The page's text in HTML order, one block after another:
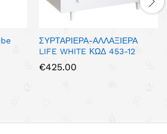
ΣΥΡΤΑΡΙΕΡΑ-ΑΛΛΑΞΙΕΡΑ
LIFE WHITE ΚΩΔ 453-12
€425.00